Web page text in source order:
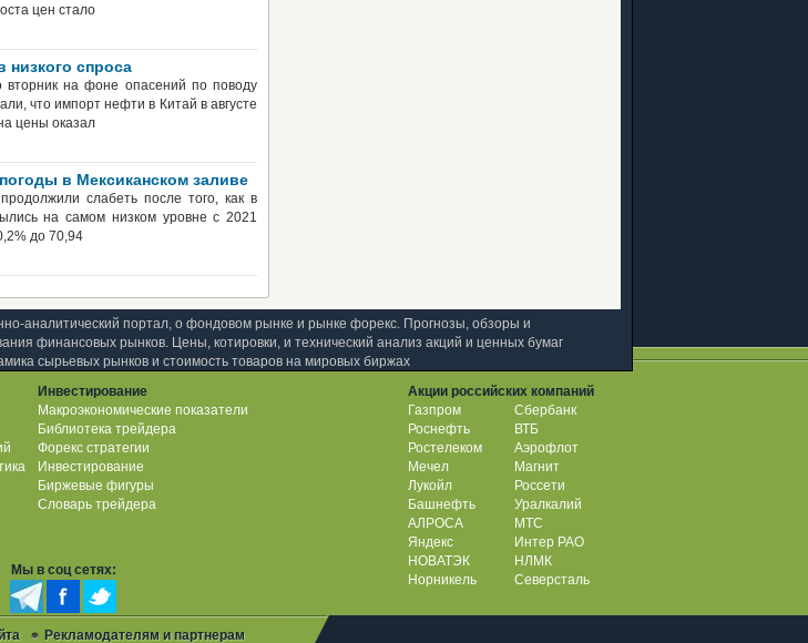
цен стало
низкого спроса
на фоне опасений по поводу
что импорт нефти в Китай в августе
цены оказал
в Мексиканском заливе
слабеть после того, как в
на самом низком уровне с 2021
до 70,94
аналитический портал, о фондовом рынке и рынке форекс. Прогнозы, обзоры и
финансовых рынков. Цены, котировки, и технический анализ акций и ценных бумаг
сырьевых рынков и стоимость товаров на мировых биржах
Инвестирование
Макроэкономические показатели
Библиотека трейдера
Форекс стратегии
Инвестирование
Биржевые фигуры
Словарь трейдера
Акции российских компаний
Газпром
Сбербанк
Роснефть
ВТБ
Ростелеком
Аэрофлот
Мечел
Магнит
Лукойл
Россети
Башнефть
Уралкалий
АЛРОСА
МТС
Яндекс
Интер РАО
НОВАТЭК
НЛМК
Норникель
Северсталь
Мы в соц сетях:
Рекламодателям и партнерам